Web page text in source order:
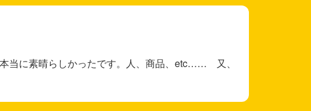
当に素晴らしかったです。人、商品、etc…… 又、